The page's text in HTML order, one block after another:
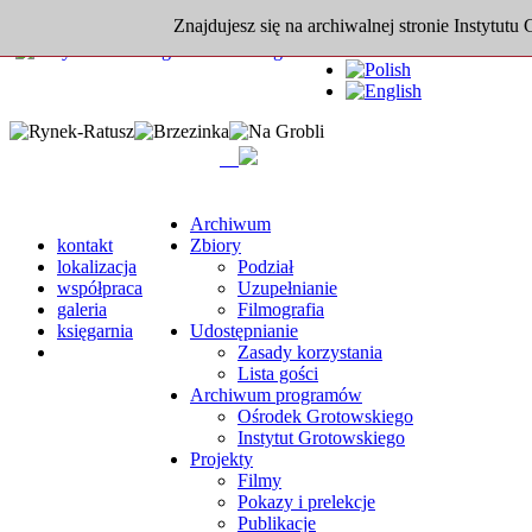
Znajdujesz się na archiwalnej stronie Instytutu
kontakt
lokalizacja
współpraca
galeria
księgarnia
Archiwum
Zbiory
Podział
Uzupełnianie
Filmografia
Udostępnianie
Zasady korzystania
Lista gości
Archiwum programów
Ośrodek Grotowskiego
Instytut Grotowskiego
Projekty
Filmy
Pokazy i prelekcje
Publikacje